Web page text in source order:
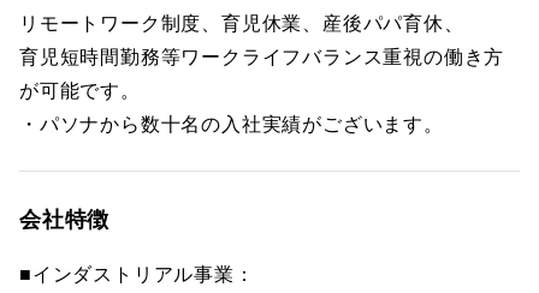
リモートワーク制度、育児休業、産後パパ育休、
育児短時間勤務等ワークライフバランス重視の働き方
が可能です。
・パソナから数十名の入社実績がございます。
会社特徴
■インダストリアル事業：